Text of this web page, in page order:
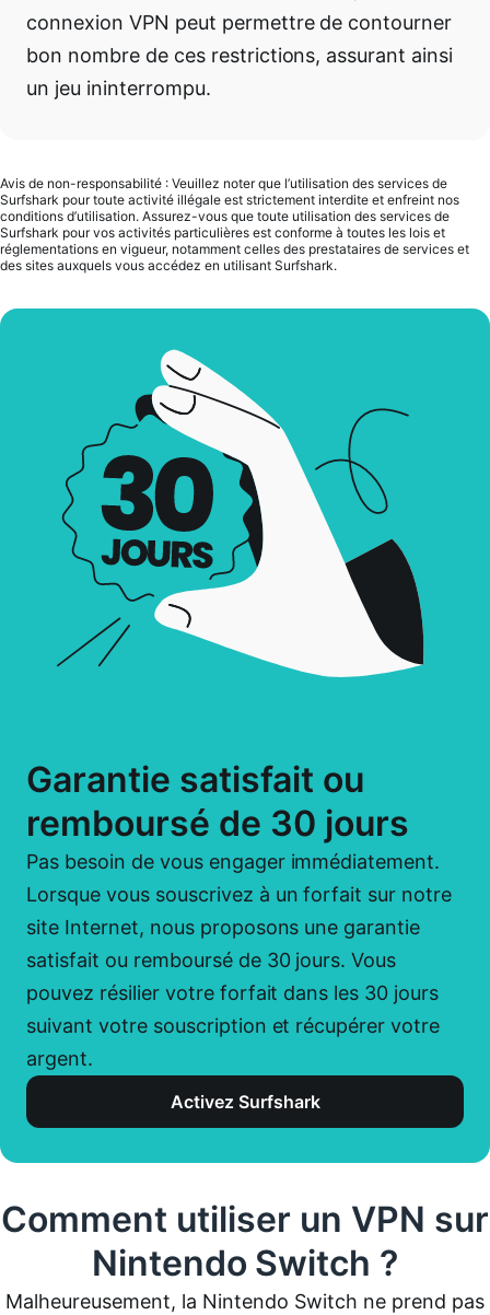
connexion VPN peut permettre de contourner
bon nombre de ces restrictions, assurant ainsi
un jeu ininterrompu.
Avis de non-responsabilité : Veuillez noter que l’utilisation des services de
Surfshark pour toute activité illégale est strictement interdite et enfreint nos
conditions d’utilisation. Assurez-vous que toute utilisation des services de
Surfshark pour vos activités particulières est conforme à toutes les lois et
réglementations en vigueur, notamment celles des prestataires de services et
des sites auxquels vous accédez en utilisant Surfshark.
Garantie satisfait ou
remboursé de 30 jours
Pas besoin de vous engager immédiatement.
Lorsque vous souscrivez à un forfait sur notre
site Internet, nous proposons une garantie
satisfait ou remboursé de 30 jours. Vous
pouvez résilier votre forfait dans les 30 jours
suivant votre souscription et récupérer votre
argent.
Activez Surfshark
Comment utiliser un VPN sur
Nintendo Switch ?
Malheureusement, la Nintendo Switch ne prend pas